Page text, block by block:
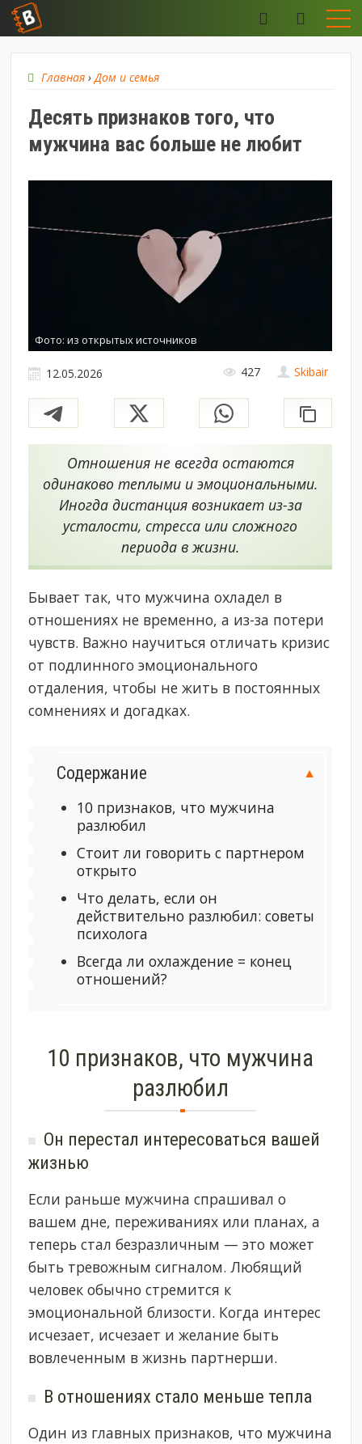
Главная ›Дом и семья
Десять признаков того, что
мужчина вас больше не любит
Фото: из открытых источников
Skibair
12.05.2026 427
Отношения не всегда остаются
одинаково теплыми и эмоциональными.
Иногда дистанция возникает из-за
усталости, стресса или сложного
периода в жизни.
Бывает так, что мужчина охладел в
отношениях не временно, а из-за потери
чувств. Важно научиться отличать кризис
от подлинного эмоционального
отдаления, чтобы не жить в постоянных
сомнениях и догадках.
Содержание
10 признаков, что мужчина
разлюбил
Стоит ли говорить с партнером
открыто
Что делать, если он
действительно разлюбил: советы
психолога
Всегда ли охлаждение = конец
отношений?
10 признаков, что мужчина
разлюбил
Он перестал интересоваться вашей
жизнью
Если раньше мужчина спрашивал о
вашем дне, переживаниях или планах, а
теперь стал безразличным — это может
быть тревожным сигналом. Любящий
человек обычно стремится к
эмоциональной близости. Когда интерес
исчезает, исчезает и желание быть
вовлеченным в жизнь партнерши.
В отношениях стало меньше тепла
Один из главных признаков, что мужчина